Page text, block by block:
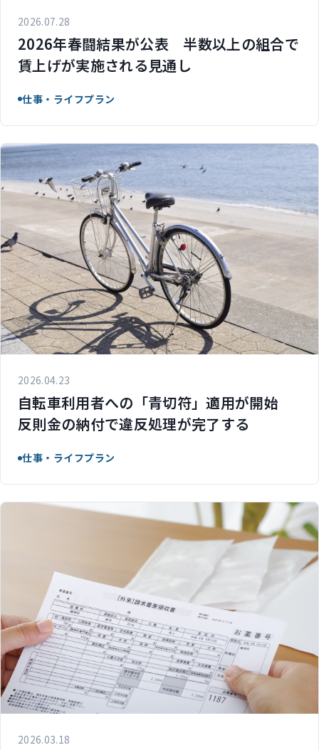
2026.07.28
2026年春闘結果が公表 半数以上の組合で
賃上げが実施される見通し
仕事・ライフプラン
2026.04.23
自転車利用者への「青切符」適用が開始
反則金の納付で違反処理が完了する
仕事・ライフプラン
2026.03.18